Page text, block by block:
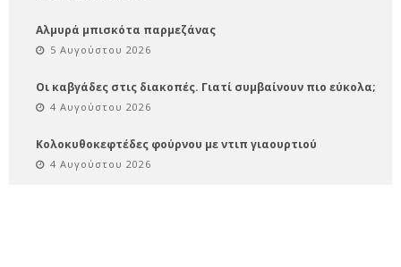
Αλμυρά μπισκότα παρμεζάνας
5 Αυγούστου 2026
Οι καβγάδες στις διακοπές. Γιατί συμβαίνουν πιο εύκολα;
4 Αυγούστου 2026
Κολοκυθοκεφτέδες φούρνου με ντιπ γιαουρτιού
4 Αυγούστου 2026